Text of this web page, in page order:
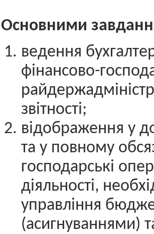
Основними
ведення
фінансово-
звітності;
відображення у
та у повному
господарські
діяльності,
управління
(асигнуваннями)